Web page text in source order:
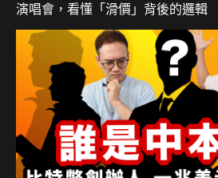
演唱會，看懂「滑價」背後的邏輯